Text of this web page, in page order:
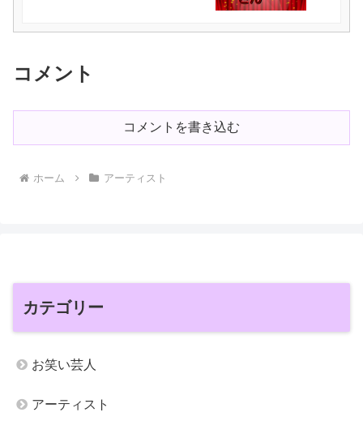
コメント
コメントを書き込む
ホーム アーティスト
カテゴリー
お笑い芸人
アーティスト